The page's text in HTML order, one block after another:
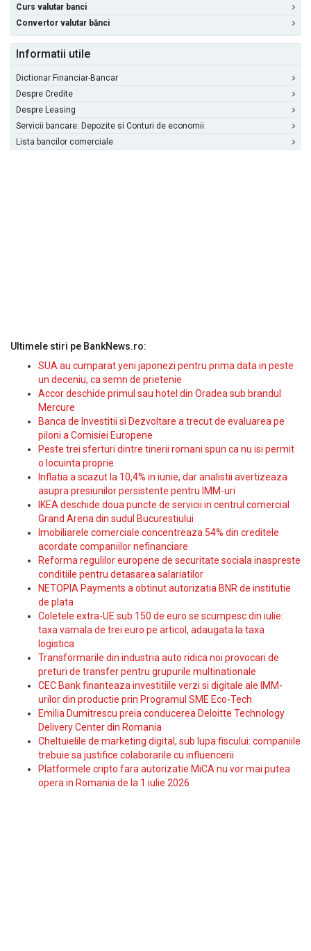
Curs valutar banci
Convertor valutar bănci
Informatii utile
Dictionar Financiar-Bancar
Despre Credite
Despre Leasing
Servicii bancare: Depozite si Conturi de economii
Lista bancilor comerciale
Ultimele stiri pe BankNews.ro:
SUA au cumparat yeni japonezi pentru prima data in peste
un deceniu, ca semn de prietenie
Accor deschide primul sau hotel din Oradea sub brandul
Mercure
Banca de Investitii si Dezvoltare a trecut de evaluarea pe
piloni a Comisiei Europene
Peste trei sferturi dintre tinerii romani spun ca nu isi permit
o locuinta proprie
Inflatia a scazut la 10,4% in iunie, dar analistii avertizeaza
asupra presiunilor persistente pentru IMM-uri
IKEA deschide doua puncte de servicii in centrul comercial
Grand Arena din sudul Bucurestiului
Imobiliarele comerciale concentreaza 54% din creditele
acordate companiilor nefinanciare
Reforma regulilor europene de securitate sociala inaspreste
conditiile pentru detasarea salariatilor
NETOPIA Payments a obtinut autorizatia BNR de institutie
de plata
Coletele extra-UE sub 150 de euro se scumpesc din iulie:
taxa vamala de trei euro pe articol, adaugata la taxa
logistica
Transformarile din industria auto ridica noi provocari de
preturi de transfer pentru grupurile multinationale
CEC Bank finanteaza investitiile verzi si digitale ale IMM-
urilor din productie prin Programul SME Eco-Tech
Emilia Dumitrescu preia conducerea Deloitte Technology
Delivery Center din Romania
Cheltuielile de marketing digital, sub lupa fiscului: companiile
trebuie sa justifice colaborarile cu influencerii
Platformele cripto fara autorizatie MiCA nu vor mai putea
opera in Romania de la 1 iulie 2026